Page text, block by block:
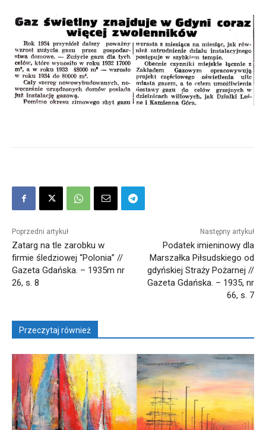
Poprzedni artykuł
Zatarg na tle zarobku w
firmie śledziowej “Polonia” //
Gazeta Gdańska. – 1935m nr
26, s. 8
Następny artykuł
Podatek imieninowy dla
Marszałka Piłsudskiego od
gdyńskiej Straży Pożarnej //
Gazeta Gdańska. – 1935, nr
66, s. 7
Przeczytaj również